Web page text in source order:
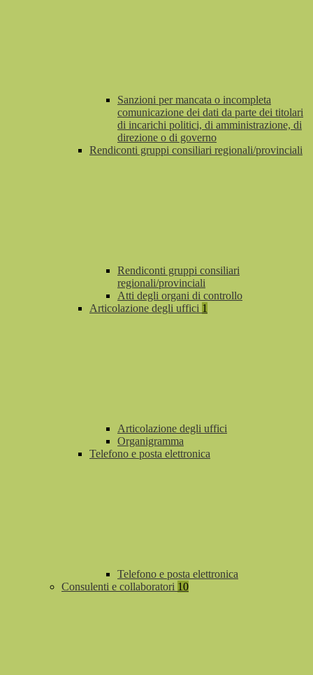
Sanzioni per mancata o incompleta
comunicazione dei dati da parte dei titolari
di incarichi politici, di amministrazione, di
direzione o di governo
Rendiconti gruppi consiliari regionali/provinciali
Rendiconti gruppi consiliari
regionali/provinciali
Atti degli organi di controllo
Articolazione degli uffici 1
Articolazione degli uffici
Organigramma
Telefono e posta elettronica
Telefono e posta elettronica
Consulenti e collaboratori 10